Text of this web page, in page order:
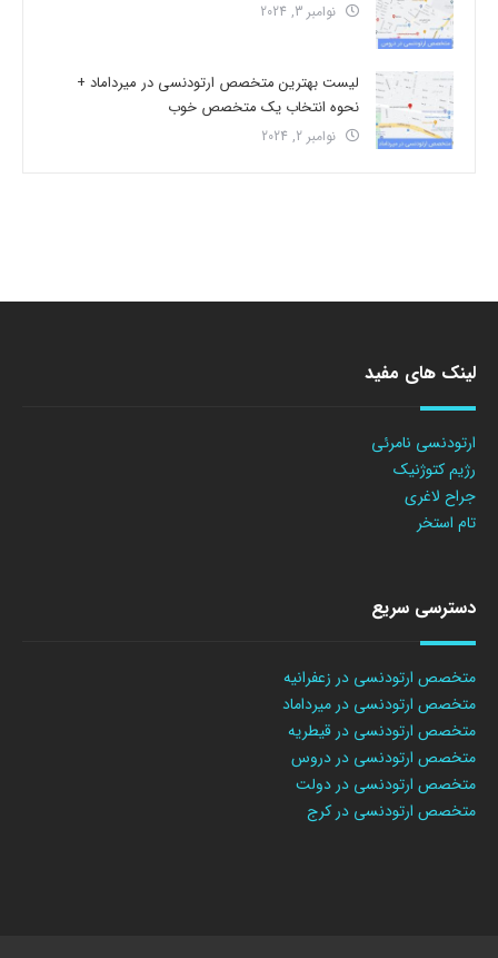
نوامبر 3, 2024
لیست بهترین متخصص ارتودنسی در میرداماد +
نحوه انتخاب یک متخصص خوب
نوامبر 2, 2024
لینک های مفید
ارتودنسی نامرئی
رژیم کتوژنیک
جراح لاغری
تام استخر
دسترسی سریع
متخصص ارتودنسی در زعفرانیه
متخصص ارتودنسی در میرداماد
متخصص ارتودنسی در قیطریه
متخصص ارتودنسی در دروس
متخصص ارتودنسی در دولت
متخصص ارتودنسی در کرج